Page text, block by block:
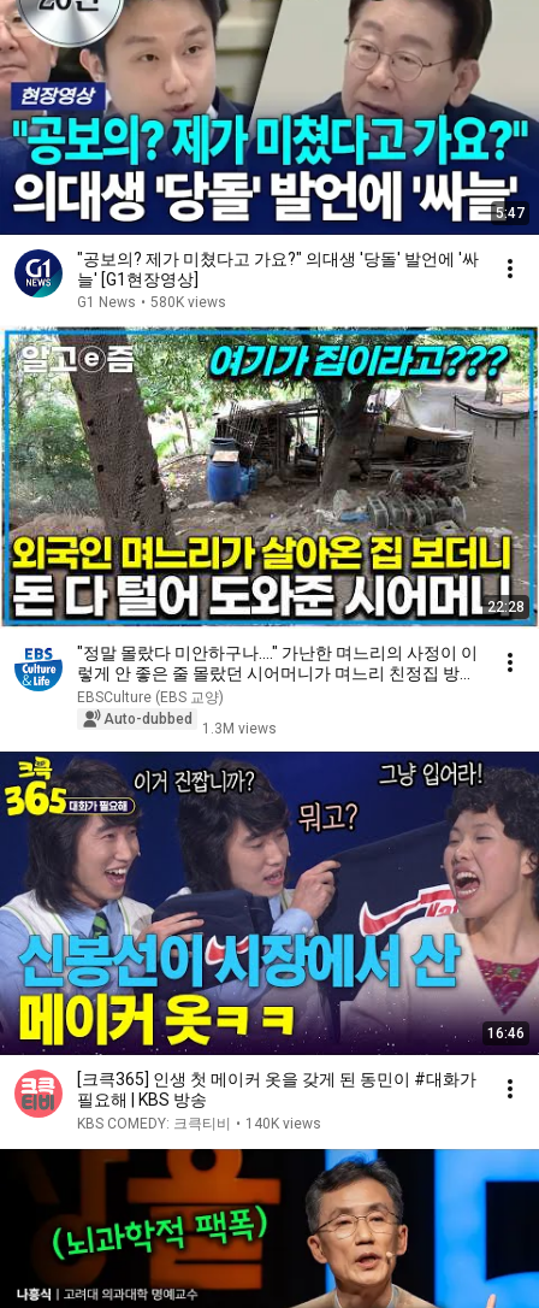
5:47
"공보의? 제가 미쳤다고 가요?" 의대생 '당돌' 발언에 '싸
늘' [G1현장영상]
G1 News • 580K views
22:28
"정말 몰랐다 미안하구나...." 가난한 며느리의 사정이 이
렇게 안 좋은 줄 몰랐던 시어머니가 며느리 친정집 방문
하더니...｜다문화 고부열전｜알고e즘
EBSCulture (EBS 교양)
Auto-dubbed
1.3M views
16:46
[크큭365] 인생 첫 메이커 옷을 갖게 된 동민이 #대화가
필요해 | KBS 방송
KBS COMEDY: 크큭티비 • 140K views